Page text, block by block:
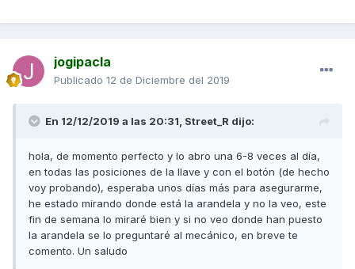
jogipacla
Publicado 12 de Diciembre del 2019
En 12/12/2019 a las 20:31, Street_R dijo:
hola, de momento perfecto y lo abro una 6-8 veces al día,
en todas las posiciones de la llave y con el botón (de hecho
voy probando), esperaba unos días más para asegurarme,
he estado mirando donde está la arandela y no la veo, este
fin de semana lo miraré bien y si no veo donde han puesto
la arandela se lo preguntaré al mecánico, en breve te
comento. Un saludo